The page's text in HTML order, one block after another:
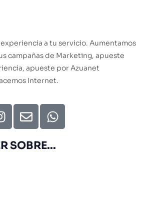
a tu servicio. Aumentamos
campañas de Marketing, apueste
apueste por Azuanet
Internet.
SOBRE...